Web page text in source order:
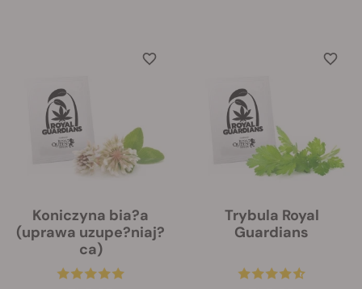
Koniczyna bia?a
(uprawa uzupe?niaj?
ca)
Trybula Royal
Guardians